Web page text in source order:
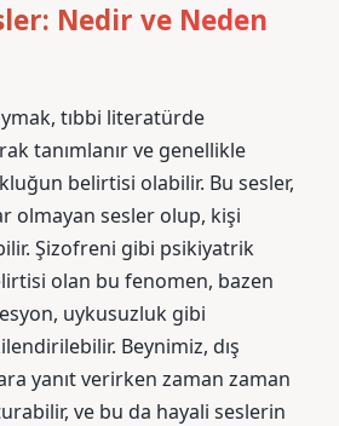
Nedir ve Neden
tıbbi literatürde
tanımlanır ve genellikle
belirtisi olabilir. Bu sesler,
olmayan sesler olup, kişi
Şizofreni gibi psikiyatrik
olan bu fenomen, bazen
uykusuzluk gibi
Beynimiz, dış
yanıt verirken zaman zaman
ve bu da hayali seslerin